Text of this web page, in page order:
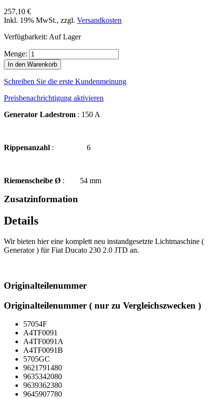
257,10 €
Inkl. 19% MwSt., zzgl. Versandkosten
Verfügbarkeit: Auf Lager
Menge:
In den Warenkorb
Schreiben Sie die erste Kundenmeinung
Preisbenachrichtigung aktivieren
Generator Ladestrom : 150 A
Rippenanzahl : 6
Riemenscheibe Ø : 54 mm
Zusatzinformation
Details
Wir bieten hier eine komplett neu instandgesetzte Lichtmaschine (
Generator ) für Fiat Ducato 230 2.0 JTD an.
Originalteilenummer
Originalteilenummer ( nur zu Vergleichszwecken )
57054F
A4TF0091
A4TF0091A
A4TF0091B
5705GC
9621791480
9635342080
9639362380
9645907780